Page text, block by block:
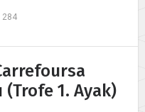
284
(Trofe 1. Ayak)